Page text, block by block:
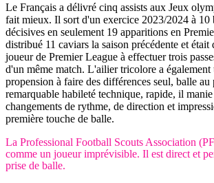
Le Français a délivré cinq assists aux Jeux
fait mieux. Il sort d'un exercice 2023/2024 à 10
décisives en seulement 19 apparitions en
distribué 11 caviars la saison précédente et
joueur de Premier League à effectuer trois
d'un même match. L'ailier tricolore a également
propension à faire des différences seul, balle
remarquable habileté technique, rapide, il
changements de rythme, de direction et
première touche de balle.
La Professional Football Scouts Association
comme un joueur imprévisible. Il est direct et
prise de balle.